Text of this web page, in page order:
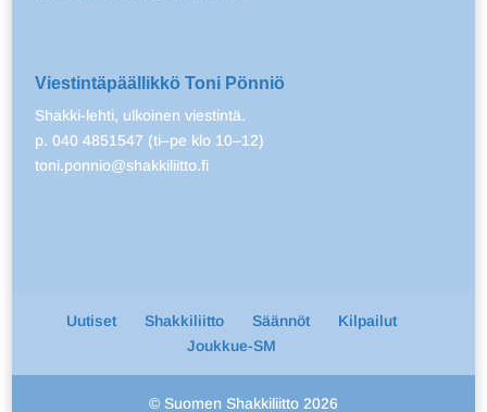
Viestintäpäällikkö Toni Pönniö
Shakki-lehti, ulkoinen viestintä.
p. 040 4851547 (ti–pe klo 10–12)
toni.ponnio@shakkiliitto.fi
Uutiset Shakkiliitto Säännöt
Kilpailut
Joukkue-SM
© Suomen Shakkiliitto 2026